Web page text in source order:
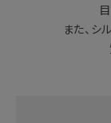
また、